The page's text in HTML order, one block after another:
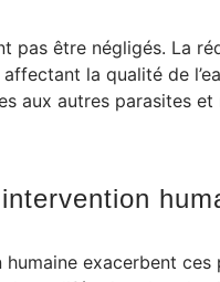
pas être négligés. La
la qualité de
aux autres parasites
humaine exacerbent